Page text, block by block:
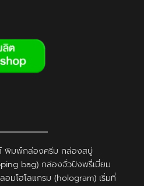
พิมพ์กล่องครีม กล่องสบู่
bag) กล่องจั่วปังพรี่เมี่ยม
มโฮโลแกรม (hologram) เริ่มที่